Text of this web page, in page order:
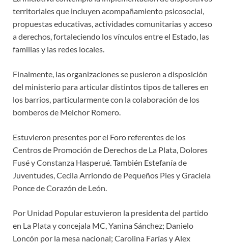
territoriales que incluyen acompañamiento psicosocial,
propuestas educativas, actividades comunitarias y acceso
a derechos, fortaleciendo los vínculos entre el Estado, las
familias y las redes locales.
Finalmente, las organizaciones se pusieron a disposición
del ministerio para articular distintos tipos de talleres en
los barrios, particularmente con la colaboración de los
bomberos de Melchor Romero.
Estuvieron presentes por el Foro referentes de los
Centros de Promoción de Derechos de La Plata, Dolores
Fusé y Constanza Hasperué. También Estefanía de
Juventudes, Cecila Arriondo de Pequeños Pies y Graciela
Ponce de Corazón de León.
Por Unidad Popular estuvieron la presidenta del partido
en La Plata y concejala MC, Yanina Sánchez; Danielo
Loncón por la mesa nacional; Carolina Farías y Alex